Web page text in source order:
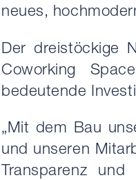
neues,
Der dreistöckige
Coworking
bedeutende
„Mit dem Bau
und unseren
Transparenz